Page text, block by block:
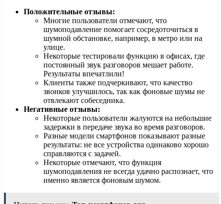
Положительные отзывы:
Многие пользователи отмечают, что
шумоподавление помогает сосредоточиться в
шумной обстановке, например, в метро или на
улице.
Некоторые тестировали функцию в офисах, где
постоянный звук разговоров мешает работе.
Результаты впечатлили!
Клиенты также подчеркивают, что качество
звонков улучшилось, так как фоновые шумы не
отвлекают собеседника.
Негативные отзывы:
Некоторые пользователи жалуются на небольшие
задержки в передаче звука во время разговоров.
Разные модели смартфонов показывают разные
результаты: не все устройства одинаково хорошо
справляются с задачей.
Некоторые отмечают, что функция
шумоподавления не всегда удачно распознает, что
именно является фоновым шумом.